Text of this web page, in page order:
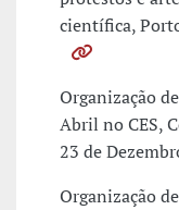
científica,
Organização
Abril no CES,
23 de
Organização